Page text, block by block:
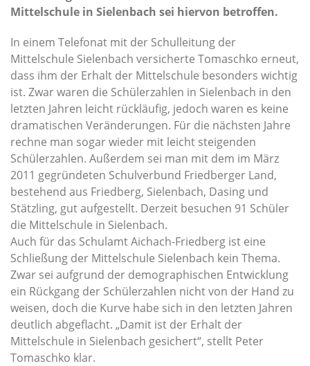
Mittelschule in Sielenbach sei hiervon betroffen.
In einem Telefonat mit der Schulleitung der
Mittelschule Sielenbach versicherte Tomaschko erneut,
dass ihm der Erhalt der Mittelschule besonders wichtig
ist. Zwar waren die Schülerzahlen in Sielenbach in den
letzten Jahren leicht rückläufig, jedoch waren es keine
dramatischen Veränderungen. Für die nächsten Jahre
rechne man sogar wieder mit leicht steigenden
Schülerzahlen. Außerdem sei man mit dem im März
2011 gegründeten Schulverbund Friedberger Land,
bestehend aus Friedberg, Sielenbach, Dasing und
Stätzling, gut aufgestellt. Derzeit besuchen 91 Schüler
die Mittelschule in Sielenbach.
Auch für das Schulamt Aichach-Friedberg ist eine
Schließung der Mittelschule Sielenbach kein Thema.
Zwar sei aufgrund der demographischen Entwicklung
ein Rückgang der Schülerzahlen nicht von der Hand zu
weisen, doch die Kurve habe sich in den letzten Jahren
deutlich abgeflacht. „Damit ist der Erhalt der
Mittelschule in Sielenbach gesichert“, stellt Peter
Tomaschko klar.